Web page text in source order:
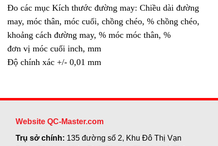
Đo các mục Kích thước đường may: Chiều dài đường
may, móc thân, móc cuối, chồng chéo, % chồng chéo,
khoảng cách đường may, % móc móc thân, %
đơn vị móc cuối inch, mm
Độ chính xác +/- 0,01 mm
Website QC-Master.com
Trụ sở chính: 135 đường số 2, Khu Đô Thị Vạn